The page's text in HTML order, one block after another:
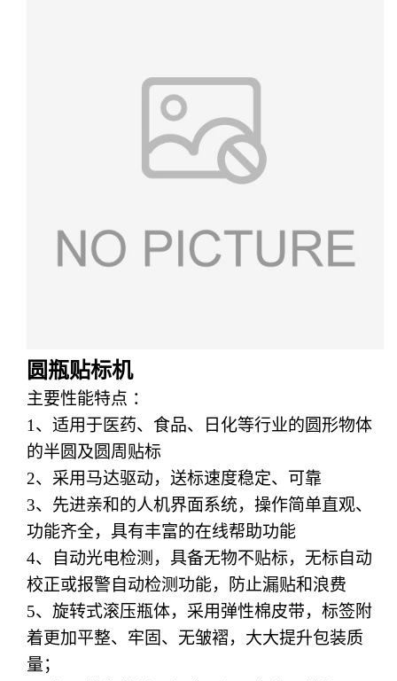
圆瓶贴标机
主要性能特点 ：
1 、 适用于医药、食品、日化等行业的圆形物体
的半圆及圆周贴标
2、 采用马达驱动，送标速度稳定、可靠
3、 先进亲和的人机界面系统，操作简单直观、
功能齐全，具有丰富的在线帮助功能
4、
自动光电检测，具备无物不贴标，无标自动
校正或报警自动检测功能，防止漏贴和浪费
5、 旋转式滚压瓶体，采用弹性棉皮带，标签附
着更加平整、牢固、无皱褶，大大提升包装质
量；